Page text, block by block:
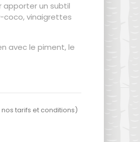
apporter un subtil
coco, vinaigrettes
avec le piment, le
tarifs et conditions)